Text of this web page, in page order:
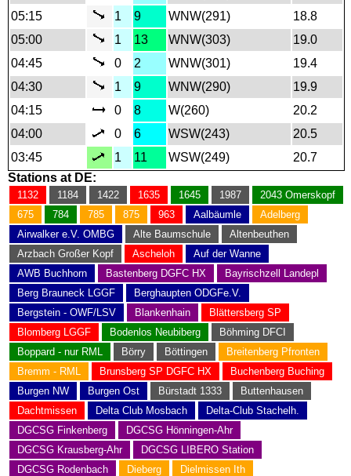
05:15
1 9 WNW(291)
18.8
05:00
1 13 WNW(303)
19.0
04:45
0 2 WNW(301)
19.4
04:30
1 9 WNW(290)
19.9
04:15
0 8 W(260)
20.2
04:00
0 6 WSW(243)
20.5
03:45
1 11 WSW(249)
20.7
Stations at DE:
1132 1184 1422 1635 1645 1987
2043 Omerskopf
675
784 785 875 963 Aalbäumle
Adelberg
Airwalker e.V. OMBG
Alte Baumschule
Altenbeuthen
Arzbach Großer Kopf
Ascheloh
Auf der Wanne
AWB Buchhorn
Bastenberg DGFC HX
Bayrischzell Landepl
Berg Brauneck LGGF
Berghaupten ODGFe.V.
Bergstein - OWF/LSV
Blankenhain
Blättersberg SP
Blomberg LGGF
Bodenlos Neubiberg
Böhming DFCI
Boppard - nur RML
Börry Böttingen
Breitenberg Pfronten
Bremm - RML
Brunsberg SP DGFC HX
Buchenberg Buching
Burgen NW
Burgen Ost Bürstadt 1333
Buttenhausen
Dachtmissen
Delta Club Mosbach
Delta-Club Stachelh.
DGCSG Finkenberg
DGCSG Hönningen-Ahr
DGCSG Krausberg-Ahr
DGCSG LIBERO Station
DGCSG Rodenbach
Dieberg
Dielmissen Ith